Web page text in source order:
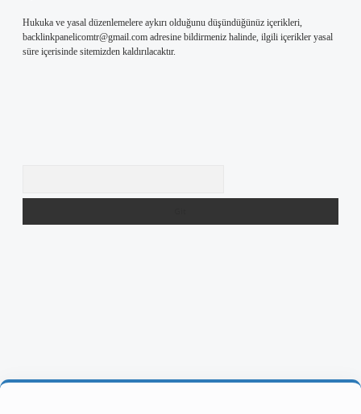
Hukuka ve yasal düzenlemelere aykırı olduğunu düşündüğünüz içerikleri,
backlinkpanelicomtr@gmail.com adresine bildirmeniz halinde, ilgili içerikler yasal
süre içerisinde sitemizden kaldırılacaktır.